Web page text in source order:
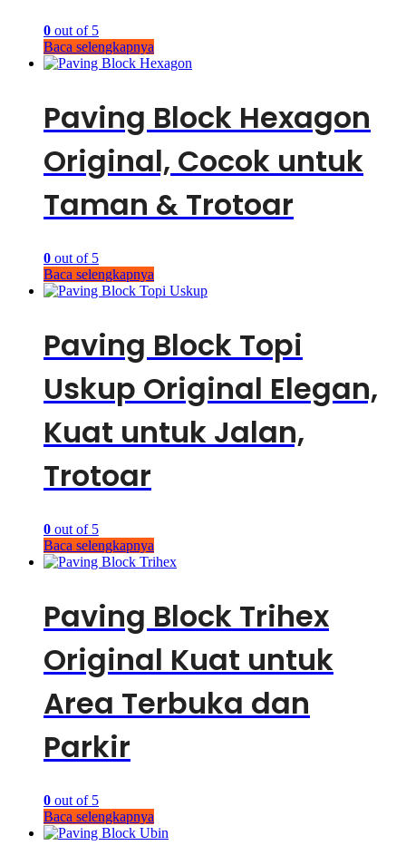
0 out of 5
Baca selengkapnya
Paving Block Hexagon
Original, Cocok untuk
Taman & Trotoar
0 out of 5
Baca selengkapnya
Paving Block Topi
Uskup Original Elegan,
Kuat untuk Jalan,
Trotoar
0 out of 5
Baca selengkapnya
Paving Block Trihex
Original Kuat untuk
Area Terbuka dan
Parkir
0 out of 5
Baca selengkapnya